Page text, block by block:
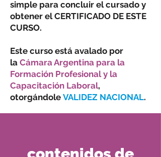
simple para concluir el cursado y
obtener el CERTIFICADO DE ESTE
CURSO.
Este curso está avalado por
la Cámara Argentina para la
Formación Profesional y la
Capacitación Laboral,
otorgándole V ALIDEZ NACIONAL.